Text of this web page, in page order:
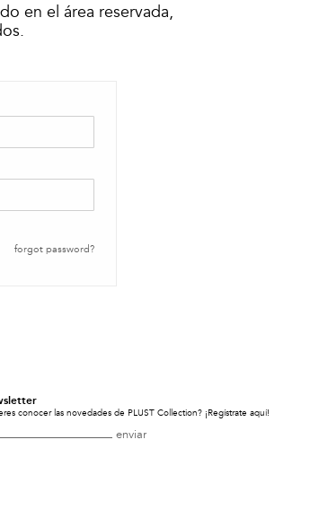
en el área reservada,
forgot password?
conocer las novedades de PLUST Collection? ¡Regístrate aquí!